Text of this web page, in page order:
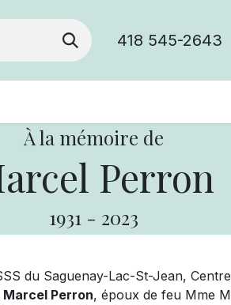
418 545-2643
À la mémoire de
Perron
1931 - 2023
du Saguenay-Lac-St-Jean,
Marcel Perron, époux de feu Mme